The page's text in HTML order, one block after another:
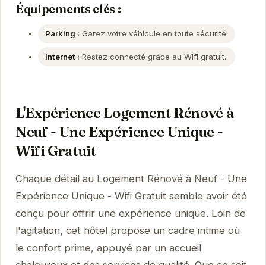
Équipements clés :
Parking : Garez votre véhicule en toute sécurité.
Internet : Restez connecté grâce au Wifi gratuit.
L'Expérience Logement Rénové à
Neuf - Une Expérience Unique -
Wifi Gratuit
Chaque détail au Logement Rénové à Neuf - Une
Expérience Unique - Wifi Gratuit semble avoir été
conçu pour offrir une expérience unique. Loin de
l'agitation, cet hôtel propose un cadre intime où
le confort prime, appuyé par un accueil